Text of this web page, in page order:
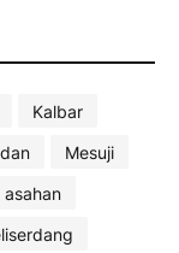
Kalbar
Mesuji
asahan